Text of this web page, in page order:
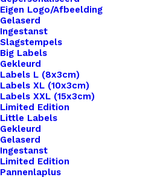
Eigen Logo/Afbeelding
Gelaserd
Ingestanst
Slagstempels
Big Labels
Gekleurd
Labels L (8x3cm)
Labels XL (10x3cm)
Labels XXL (15x3cm)
Limited Edition
Little Labels
Gekleurd
Gelaserd
Ingestanst
Limited Edition
Pannenlaplus
Home
Benodigdheden
Pompon Kunstbont 9cm
Drukknoop
Pompon